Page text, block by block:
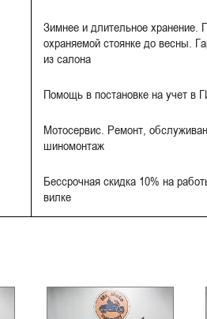
Зимнее и длительное хранение.
охраняемой стоянке до весны.
из салона
Помощь в постановке на учет в
Мотосервис. Ремонт,
шиномонтаж
Бессрочная скидка 10% на
вилке